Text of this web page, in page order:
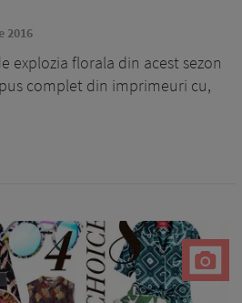
2016
explozia florala din acest sezon
complet din imprimeuri cu,